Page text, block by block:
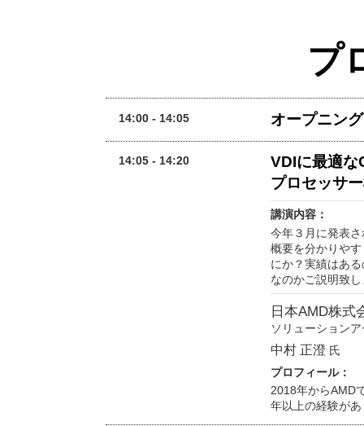
プ
14:00 - 14:05 オープニング
14:05 - 14:20
VDIに最適な
プロセッサ
講演内容：
今年３月に発表
概要を分かりや
にか？実績はあ
なのかご説明致
日本AMD株式
ソリューション
中村 正澄 氏
プロフィール：
2018年からAMD
年以上の経験が